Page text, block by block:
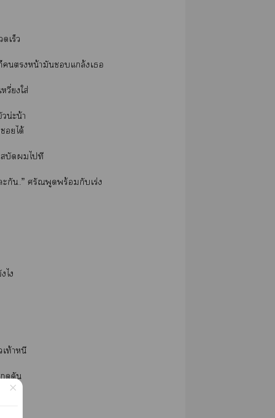
เร็ว
หน้ามันแกล้งเ
วี่ยงใส่
น่ะน้า
ได้
สบัดไที
ะกัน..” ศรัณพูดพร้อมกับเร่ง
ไ
ท้าหนี
ดดัน
×